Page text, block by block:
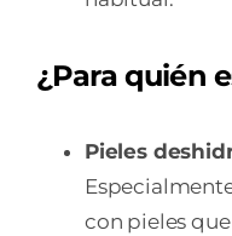
¿Para quién
Pieles
con pieles